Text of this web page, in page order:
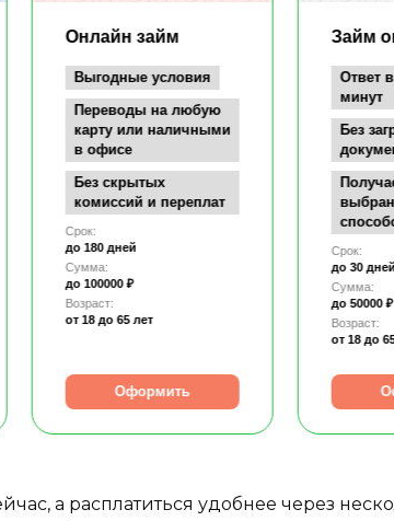
Онлайн займ
Выгодные условия
Переводы на любую
карту или наличными
в офисе
Без скрытых
комиссий и переплат
Срок:
до 180 дней
Сумма:
до 100000 ₽
Возраст:
от 18 до 65 лет
Оформить
Займ
Ответ
минут
Без
Срок:
до 30 дней
Сумма:
до 50000 ₽
Возраст:
от 18 до
а расплатиться удобнее через